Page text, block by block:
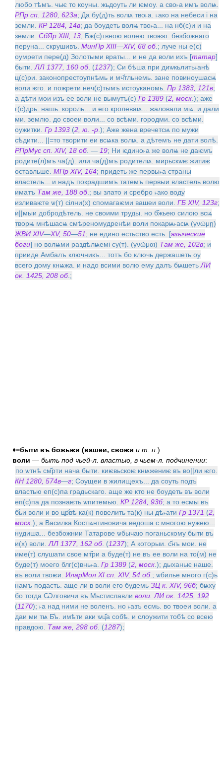
любо тѣмъ. чьѥ то коуны. жьдоуть ли ѥмоу. а сво˫а имъ волѩ.
РПр сп. 1280, 623а; Да бу(д)ть волѩ тво˫а. ˫ако на небеси i на
земли. КР 1284, 14в; да боудеть волѩ тво˫а... на нб(с)и и на
земли. СбЯр XIII, 13; Бж(с)твною волею твоѥю. безбожнаго
перуна... скрушивъ. МинПр XIII—XIV, 68 об.; луче ны е(с)
оумрети пере(д) Золотыми враты... и не да воли ихъ [татар]
быти. ЛЛ 1377, 160 об. (1237); Си бѣша при диѡкьлить˫анѣ
ц(с)ри. законопрестоупнѣмь и мч҃тльнемь. зане повиноушасѩ
воли ѥго. и пожрети неч(с)тымъ истоуканомь. Пр 1383, 121в;
а дѣти мои изъ ее воли не вымутъ(с) Гр 1389 (2, моск .); аже
г(с)дрь. нашь. король... и его кролеваѩ... жаловали мѩ. и дали
ми. землю. до своеи воли... со всѣми. городми. со всѣми.
оужитки. Гр 1393 (2, ю. -р .); Аже жена вречетсѩ по мужи
сѣдити... ||=то творити еи всѩка волѩ. а дѣтемъ не дати волѣ.
РПрМус сп. XIV, 18 об. — 19; Ни ѥдино˫а же волѩ не даѥмъ
родите(л)мъ ча(д). или ча(д)мъ родителѩ. мирьскѡѥ житиѥ
оставльше. МПр XIV, 164; придеть же первы˫а страны
властель... и надъ покрадшимъ татемъ первыи властель волю
иматъ Там же, 188 об.; вы злато и сребро ˫ако воду
изливаѥте ѡ(т) сiлни(х) спомагаѥми вашеи воли. ГБ XIV, 123г;
и||мыи добродѣтель. не своими труды. но б҃жьею силою всѩ
творѩ мнѣшасѩ смѣреномудренѣи воли покарѩ˫асѩ (γνώμῃ)
ЖВИ XIV—XV, 50—51; не едино естьство есть. [языческие
боги] но волѩми раздѣлѩемi су(т). (γνῶμαι) Там же, 102в; и
прииде Амбалъ ключникъ... тотъ бо ключь держашеть оу
всего дому кнѩжа. и надо всими волю ему далъ бѩшеть ЛИ
ок. 1425, 208 об.;
♦=быти въ божьѥи (вашеи, своѥи и т. п .)
воли — быть под чьей-л. властью, в чьем-л. подчинении:
по ѡтнѣ см҃рти нача быти. киѥвьскоѥ кнѩжениѥ въ во||ли ѥго.
КН 1280, 574в—г; Соущеи в жилищехъ... да соуть подъ
властью еп(с)па градьскаго. аще же кто не боудеть въ воли
еп(с)па да познаѥть ѡпитемью. КР 1284, 93б; а то есмы въ
б҃ьи воли и во цр҃вѣ ка(к) повелить та(к) ны дѣ˫ати Гр 1371 (2,
моск .); а Василка Костѩнтиновича ведоша с многою нужею...
нудиша... безбожнии Татарове ѡбычаю поганьскому быти въ
и(х) воли. ЛЛ 1377, 162 об. (1237); А которыи. с҃нъ мои. не
име(т) слушати свое мт҃ри а буде(т) не въ ее воли на то(м) не
буде(т) моего блг(с)внь˫а. Гр 1389 (2, моск .); дыханьѥ наше.
въ воли твоѥи. ИларМол XI сп. XIV, 54 об.; ѡбилье много г(с)ь
намъ подасть. аще ли в воли его будемь ЗЦ к. XIV, 96б; бѩху
бо тогда Ѡлговичи въ Мьстиславли воли. ЛИ ок. 1425, 192
(1170); ˫а над ними не воленъ. но ˫азъ есмь. во твоеи воли. а
даи ми тѩ Б҃ъ. имѣти аки ѡц҃а собѣ. и слоужити тобѣ со всею
правдою. Там же, 298 об. (1287);